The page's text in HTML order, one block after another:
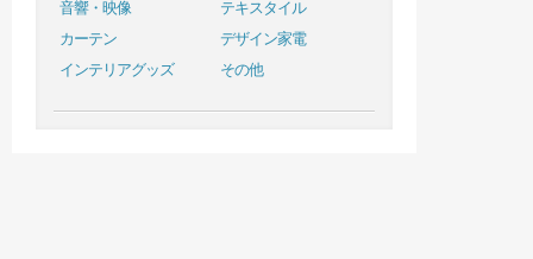
音響・映像
テキスタイル
カーテン
デザイン家電
インテリアグッズ
その他